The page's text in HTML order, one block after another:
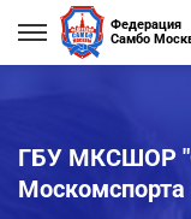
Федерация
Самбо
ГБУ МКСШОР
Москомспорта